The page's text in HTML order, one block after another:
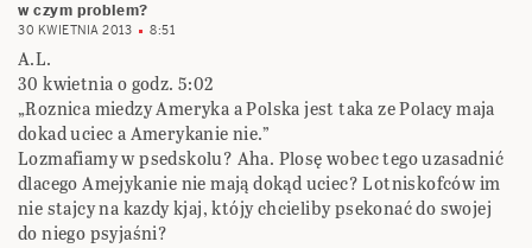
w czym problem?
30 KWIETNIA 2013 8:51
A.L.
30 kwietnia o godz. 5:02
„Roznica miedzy Ameryka a Polska jest taka ze Polacy maja
dokad uciec a Amerykanie nie.”
Lozmafiamy w psedskolu? Aha. Plosę wobec tego uzasadnić
dlacego Amejykanie nie mają dokąd uciec? Lotniskofców im
nie stajcy na kazdy kjaj, któjy chcieliby psekonać do swojej
do niego psyjaśni?